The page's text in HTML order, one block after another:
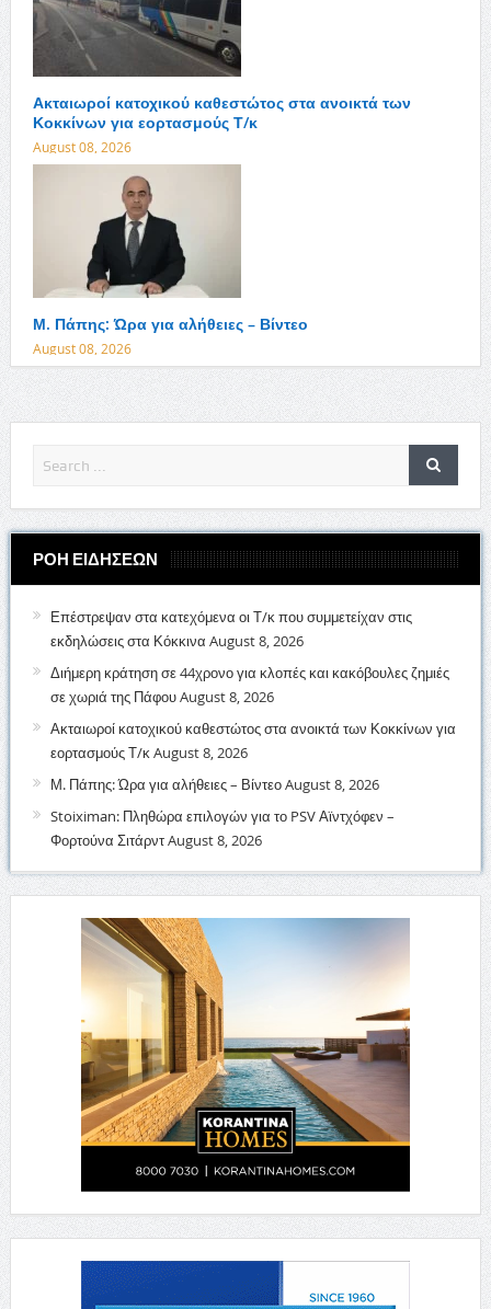
Ακταιωροί κατοχικού καθεστώτος στα ανοικτά των
Κοκκίνων για εορτασμούς Τ/κ
August 08, 2026
Μ. Πάπης: Ώρα για αλήθειες – Βίντεο
August 08, 2026
ΡΟΗ ΕΙΔΗΣΕΩΝ
Επέστρεψαν στα κατεχόμενα οι Τ/κ που συμμετείχαν στις
εκδηλώσεις στα Κόκκινα August 8, 2026
Διήμερη κράτηση σε 44χρονο για κλοπές και κακόβουλες ζημιές
σε χωριά της ΠάφουAugust 8, 2026
Ακταιωροί κατοχικού καθεστώτος στα ανοικτά των Κοκκίνων για
εορτασμούς Τ/κAugust 8, 2026
Μ. Πάπης: Ώρα για αλήθειες – ΒίντεοAugust 8, 2026
Stoiximan: Πληθώρα επιλογών για το PSV Αϊντχόφεν –
Φορτούνα ΣιτάρντAugust 8, 2026